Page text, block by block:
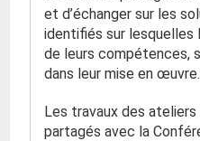
et d’échanger sur les
identifiés sur
de leurs compétences,
dans leur mise en œuvre.
Les travaux des
partagés avec la